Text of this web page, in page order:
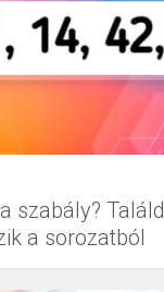
szabály?
a sorozatból